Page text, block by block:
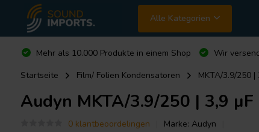
Alle Kategorien
Mehr als 10.000 Produkte in einem Shop Wir
Startseite
Film/ Folien Kondensatoren MKTA/3.9/250
Audyn MKTA/3.9/250 | 3,9
0 klantbeoordelingen Marke: Audyn